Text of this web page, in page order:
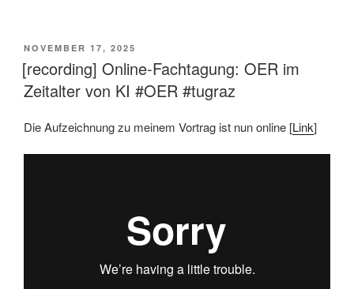
VERÖFFENTLICHT
AM
NOVEMBER 17, 2025
[recording] Online-Fachtagung: OER im
Zeitalter von KI #OER #tugraz
Die Aufzeichnung zu meinem Vortrag ist nun online [Link]